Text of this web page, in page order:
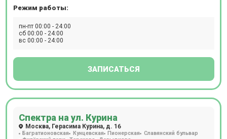
поликлиническое обслуживание, предлагаемое клиникой
семей: здесь получит помощь каждый, от мала до
велика.
Режим работы:
пн-пт 00:00 - 24:00
сб 00:00 - 24:00
вс 00:00 - 24:00
ЗАПИСАТЬСЯ
Спектра на ул. Курина
Москва, Герасима Курина, д. 16
Багратионовская Кунцевская Пионерская Славянский бульвар